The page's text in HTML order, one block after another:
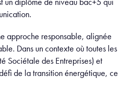
approche responsable, alignée
Dans un contexte où toutes les
Sociétale des Entreprises) et
de la transition énergétique, ce